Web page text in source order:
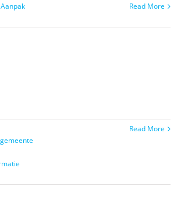
Aanpak
Read More
Read More